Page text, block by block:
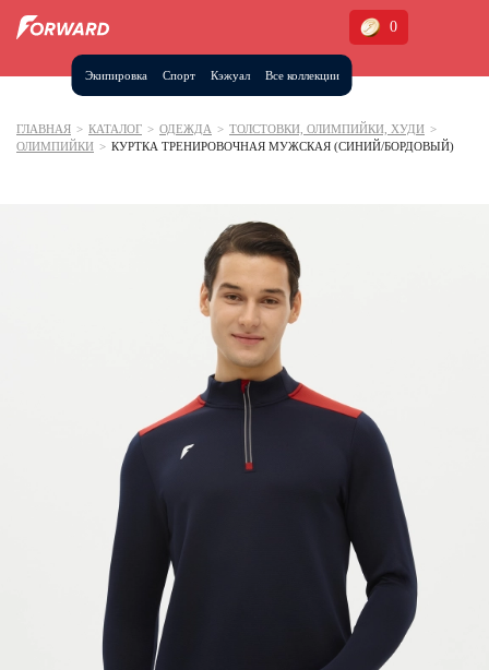
Экипировка Спорт Кэжуал Все коллекции
0
Москва и МО
Новосибирская область (3)
Омская область (5)
Республика Башкортостан (3)
Республика Крым (1)
Республика Татарстан (2)
Ростовская область (2)
ГЛАВНАЯ > КАТАЛОГ > ОДЕЖДА > ТОЛСТОВКИ, ОЛИМПИЙКИ, ХУДИ >
ОЛИМПИЙКИ > КУРТКА ТРЕНИРОВОЧНАЯ МУЖСКАЯ (СИНИЙ/БОРДОВЫЙ)